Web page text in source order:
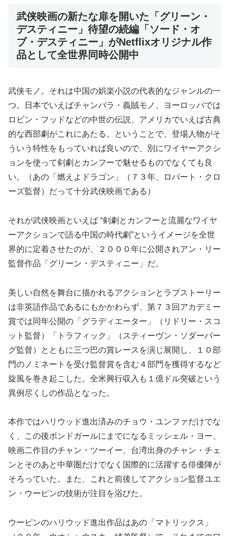
武侠映画の新たな扉を開いた「グリーン・
デスティニー」待望の続編「ソード・オ
ブ・デスティニー」がNetflixオリジナル作
品として全世界同時公開中
武侠モノ。それは中国の娯楽小説の代表的なジャンルの一
つ。日本でいえばチャンバラ・義賊モノ、ヨーロッパでは
ロビン・フッドなどの中世の伝説、アメリカでいえば古典
的な西部劇がこれにあたる。ということで、登場人物がそ
ういう特性をもっていれば良いので、別にワイヤーアクシ
ョンを使って剣劇とカンフーで魅せるものでなくても良
い。（あの「燃えよドラゴン」（７３年、ロバート・クロ
ーズ監督）だって十分武侠映画である）
それが武侠映画といえば “剣劇とカンフーと流麗なワイヤ
ーアクションで語る中国の時代劇”というイメージを全世
界的に定着させたのが、２０００年に公開されアン・リー
監督作品「グリーン・デスティニー」だ。
美しい自然を舞台に描かれるアクションとラブストーリー
は非英語作品であるにもかかわらず、第７３回アカデミー
賞では同年公開の「グラディエーター」（リドリー・スコ
ット監督）「トラフィック」（スティーヴン・ソダーバー
グ監督）とともに三つ巴の賞レースを演じ展開し、１０部
門のノミネートを受け監督賞を含む４部門を獲得するなど
旋風を巻き起こした。全米興行収入も１億ドル突破という
異例尽くしの作品となった。
本作ではハリウッド進出済みのチョウ・ユンファだけでな
く、この後ボンドガールにまでになるミッシェル・ヨー、
映画二作目のチャン・ツーイー、台湾出身のチャン・チェ
ンとそのあと中華圏だけでなく国際的に活躍する俳優陣が
そろっていた。また、これと前後してアクション監督ユエ
ン・ウーピンの技術が注目を浴びた。
ウーピンのハリウッド進出作品はあの「マトリックス」